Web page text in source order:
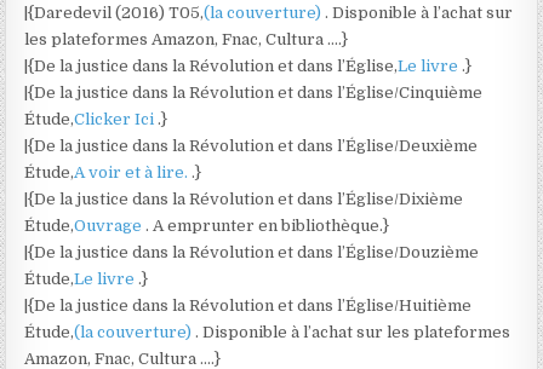
|{Daredevil (2016) T05,(la couverture) . Disponible à l’achat sur
les plateformes Amazon, Fnac, Cultura ….}
|{De la justice dans la Révolution et dans l’Église,Le livre .}
|{De la justice dans la Révolution et dans l’Église/Cinquième
Étude,Clicker Ici .}
|{De la justice dans la Révolution et dans l’Église/Deuxième
Étude,A voir et à lire. .}
|{De la justice dans la Révolution et dans l’Église/Dixième
Étude,Ouvrage . A emprunter en bibliothèque.}
|{De la justice dans la Révolution et dans l’Église/Douzième
Étude,Le livre .}
|{De la justice dans la Révolution et dans l’Église/Huitième
Étude,(la couverture) . Disponible à l’achat sur les plateformes
Amazon, Fnac, Cultura ….}